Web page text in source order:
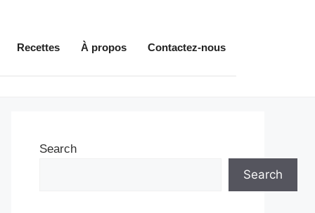
Recettes À propos Contactez-nous
Search
Search